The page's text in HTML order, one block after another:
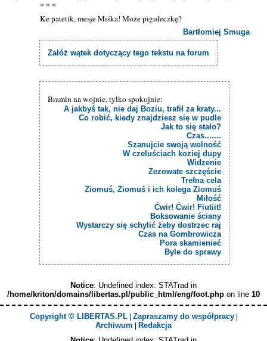
* * *
Ke patetik, mesje Miśka! Może pigułeczkę?
Bartłomiej Smuga
Załóż wątek dotyczący tego tekstu na forum
Bramin na wojnie, tylko spokojnie:
A jakbyś tak, nie daj Boziu, trafił za kraty...
Co robić, kiedy znajdziesz się w pudle
Jak to się stało?
Czas.......
Szanujcie swoją wolność
W czeluściach koziej dupy
Widzenie
Zezowate szczęście
Trefna cela
Ziomuś, Ziomuś i ich kolega Ziomuś
Miłość
Ćwir! Ćwir! Fiutiit!
Boksowanie ściany
Wystarczy się schylić żeby dostrzec raj
Czas na Gombrowicza
Pora skamienieć
Byle do sprawy
Notice: Undefined index: STATrad in
/home/kriton/domains/libertas.pl/public_html/eng/foot.php on line 10
Copyright © LIBERTAS.PL| Zapraszamy do współpracy|
Archiwum | Redakcja